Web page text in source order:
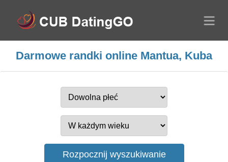
Darmowe randki online Mantua, Kuba